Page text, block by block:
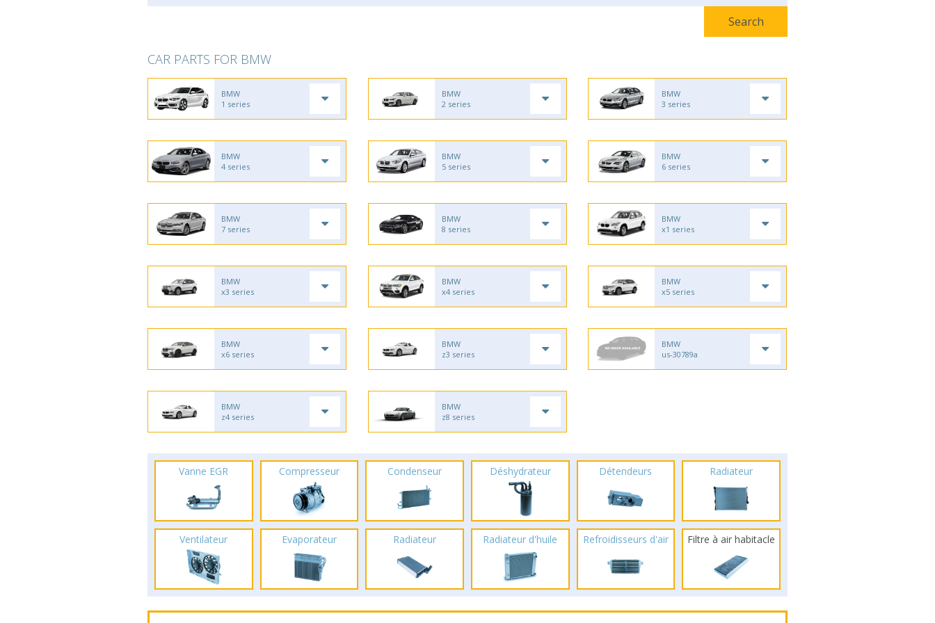
CAR PARTS FOR BMW
BMW
1 series
BMW
2 series
BMW
3 series
BMW
4 series
BMW
5 series
BMW
6 series
BMW
7 series
BMW
8 series
BMW
x1 series
BMW
x3 series
BMW
x4 series
BMW
x5 series
BMW
x6 series
BMW
z3 series
BMW
us-30789a
BMW
z4 series
BMW
z8 series
Vanne EGR Compresseur Condenseur Déshydrateur Détendeurs Radiateur
Ventilateur Evaporateur Radiateur Radiateur d'huile Refroidisseurs d'air Filtre à air habitacle